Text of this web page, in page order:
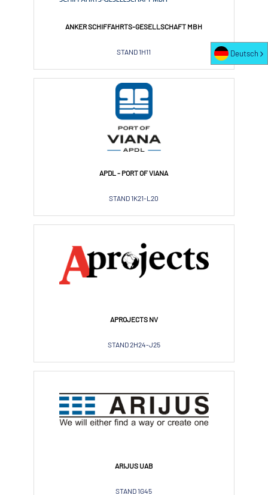
ANKER SCHIFFAHRTS-GESELLSCHAFT MBH
STAND 1H11
APDL - PORT OF VIANA
STAND 1K21-L20
APROJECTS NV
STAND 2H24-J25
ARIJUS UAB
STAND 1G45
Deutsch